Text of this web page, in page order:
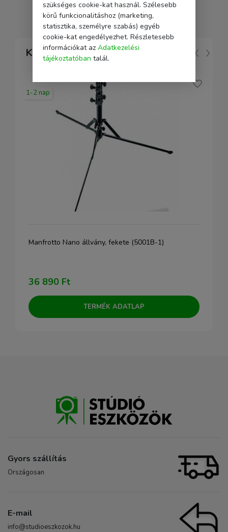
Kapcsolódó
1-2 nap
Manfrotto Nano állvány, fekete (5001B-1)
36 890 Ft
TERMÉK ADATLAP
Gyors szállítás
Országosan
E-mail
info@studioeszkozok.hu
szükséges cookie-kat használ. Szélesebb
körű funkcionalitáshoz (marketing,
statisztika, személyre szabás) egyéb
cookie-kat engedélyezhet. Részletesebb
információkat az Adatkezelési
tájékoztatóban talál.